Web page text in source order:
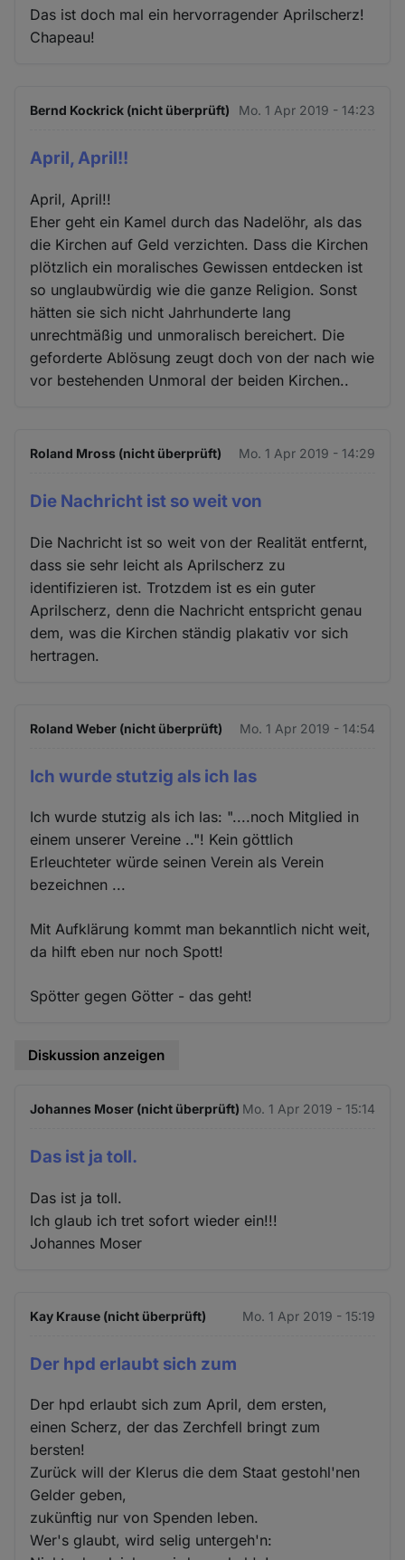
Das ist doch mal ein hervorragender Aprilscherz!
Chapeau!
Bernd Kockrick (nicht überprüft) Mo. 1 Apr 2019 - 14:23
April, April!!
April, April!!
Eher geht ein Kamel durch das Nadelöhr, als das
die Kirchen auf Geld verzichten. Dass die Kirchen
plötzlich ein moralisches Gewissen entdecken ist
so unglaubwürdig wie die ganze Religion. Sonst
hätten sie sich nicht Jahrhunderte lang
unrechtmäßig und unmoralisch bereichert. Die
geforderte Ablösung zeugt doch von der nach wie
vor bestehenden Unmoral der beiden Kirchen..
Roland Mross (nicht überprüft) Mo. 1 Apr 2019 - 14:29
Die Nachricht ist so weit von
Die Nachricht ist so weit von der Realität entfernt,
dass sie sehr leicht als Aprilscherz zu
identifizieren ist. Trotzdem ist es ein guter
Aprilscherz, denn die Nachricht entspricht genau
dem, was die Kirchen ständig plakativ vor sich
hertragen.
Roland Weber (nicht überprüft) Mo. 1 Apr 2019 - 14:54
Ich wurde stutzig als ich las
Ich wurde stutzig als ich las: "....noch Mitglied in
einem unserer Vereine .."! Kein göttlich
Erleuchteter würde seinen Verein als Verein
bezeichnen ...
Mit Aufklärung kommt man bekanntlich nicht weit,
da hilft eben nur noch Spott!
Spötter gegen Götter - das geht!
Diskussion anzeigen
Johannes Moser (nicht überprüft) Mo. 1 Apr 2019 - 15:14
Das ist ja toll.
Das ist ja toll.
Ich glaub ich tret sofort wieder ein!!!
Johannes Moser
Kay Krause (nicht überprüft) Mo. 1 Apr 2019 - 15:19
Der hpd erlaubt sich zum
Der hpd erlaubt sich zum April, dem ersten,
einen Scherz, der das Zerchfell bringt zum
bersten!
Zurück will der Klerus die dem Staat gestohl'nen
Gelder geben,
zukünftig nur von Spenden leben.
Wer's glaubt, wird selig untergeh'n: